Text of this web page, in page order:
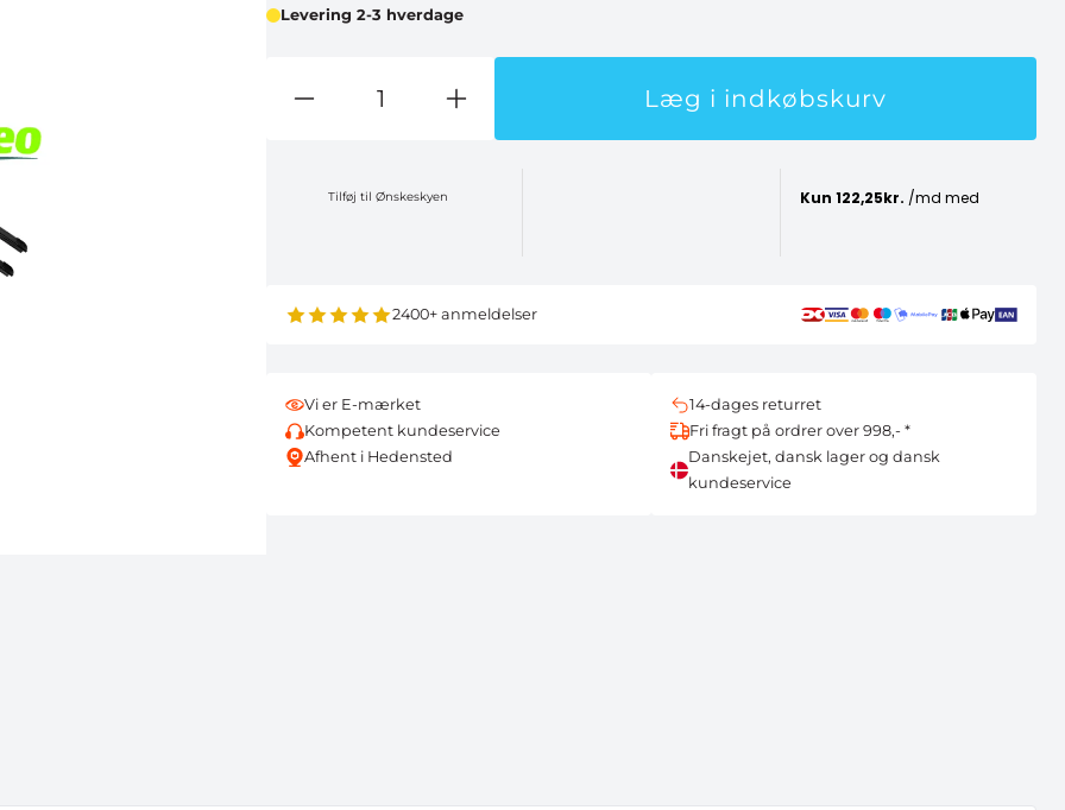
Levering 2-3 hverdage
Læg i indkøbskurv
Tilføj til Ønskeskyen
2400+ anmeldelser
Vi er E-mærket
Kompetent kundeservice
Afhent i Hedensted
14-dages returret
Fri fragt på ordrer over 998,- *
Danskejet, dansk lager og dansk
kundeservice